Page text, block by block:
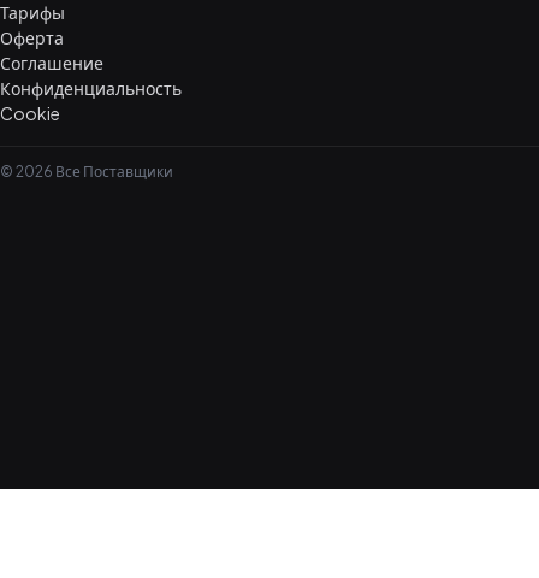
Тарифы
Оферта
Соглашение
Конфиденциальность
Cookie
© 2026 Все Поставщики